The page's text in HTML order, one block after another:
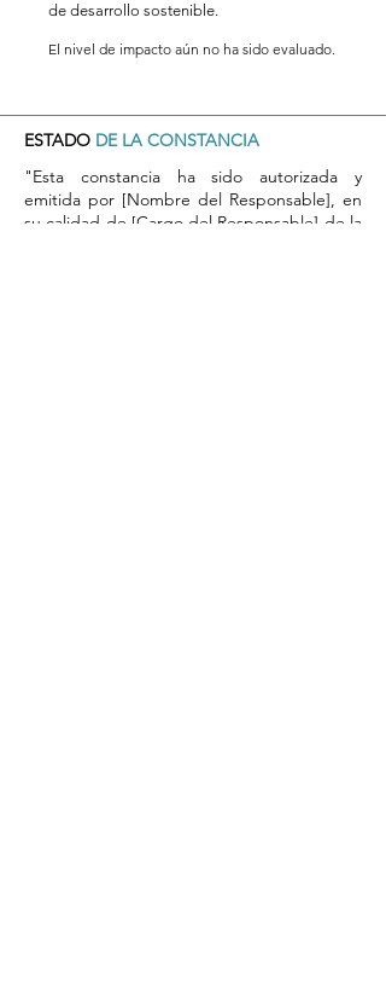
de desarrollo sostenible.
El nivel de impacto aún no ha sido evaluado.
ESTADO DE LA CONSTANCIA
"Esta constancia ha sido autorizada y
emitida por [Nombre del Responsable], en
su calidad de [Cargo del Responsable] de la